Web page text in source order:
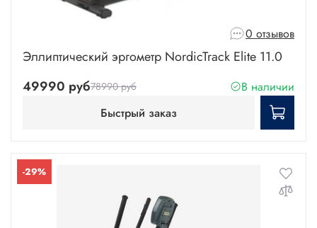
0 отзывов
Эллиптический эргометр NordicTrack Elite 11.0
49990 руб78990 руб
В наличии
Быстрый заказ
-29%